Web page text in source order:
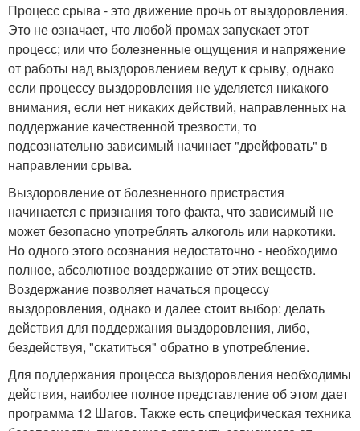
Процесс срыва - это движение прочь от выздоровления.
Это не означает, что любой промах запускает этот
процесс; или что болезненные ощущения и напряжение
от работы над выздоровлением ведут к срыву, однако
если процессу выздоровления не уделяется никакого
внимания, если нет никаких действий, направленных на
поддержание качественной трезвости, то
подсознательно зависимый начинает "дрейфовать" в
направлении срыва.
Выздоровление от болезненного пристрастия
начинается с признания того факта, что зависимый не
может безопасно употреблять алкоголь или наркотики.
Но одного этого осознания недостаточно - необходимо
полное, абсолютное воздержание от этих веществ.
Воздержание позволяет начаться процессу
выздоровления, однако и далее стоит выбор: делать
действия для поддержания выздоровления, либо,
бездействуя, "скатиться" обратно в употребление.
Для поддержания процесса выздоровления необходимы
действия, наиболее полное представление об этом дает
программа 12 Шагов. Также есть специфическая техника